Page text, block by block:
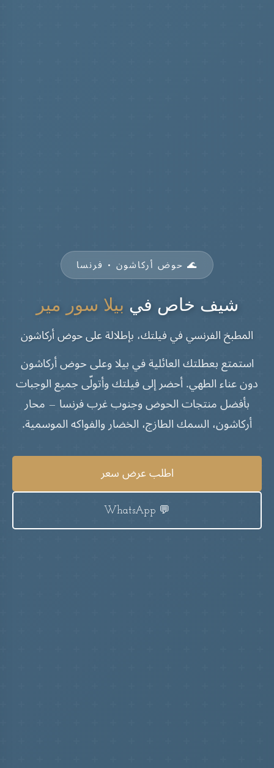
🌊 حوض أركاشون • فرنسا
شيف خاص في بيلا سور مير
المطبخ الفرنسي في فيلتك، بإطلالة على حوض أركاشون
استمتع بعطلتك العائلية في بيلا وعلى حوض أركاشون
دون عناء الطهي. أحضر إلى فيلتك وأتولّى جميع الوجبات
بأفضل منتجات الحوض وجنوب غرب فرنسا — محار
أركاشون، السمك الطازج، الخضار والفواكه الموسمية.
اطلب عرض سعر
💬 WhatsApp